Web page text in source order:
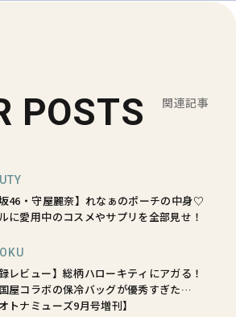
POSTS 関連記事
坂46・守屋麗奈】れなぁのポーチの中身♡
に愛用中のコスメやサプリを全部見せ！
録レビュー】総柄ハローキティにアガる！
屋コラボの保冷バッグが優秀すぎた…
トナミューズ9月号増刊】